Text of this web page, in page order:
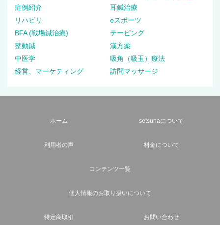
症例紹介
耳鍼治療
リハビリ
eスポーツ
BFA (戦場鍼治療)
テーピング
整動鍼
漢方薬
中医学
吸角（吸玉）療法
経営、マーケティング
訪問マッサージ
ホーム setsunaについて
利用者の声 料金について
コンテンツ一覧
個人情報のお取り扱いについて
特定商取引 お問い合わせ